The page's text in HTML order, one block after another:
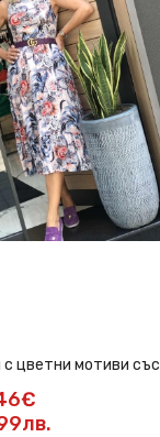
с цветни мотиви със
пола